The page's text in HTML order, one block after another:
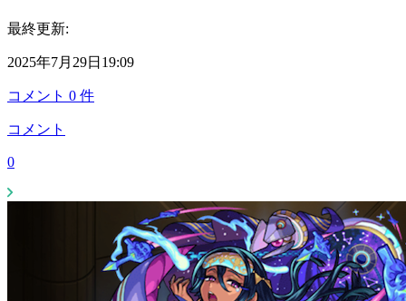
最終更新:
2025年7月29日19:09
コメント 0 件
コメント
0